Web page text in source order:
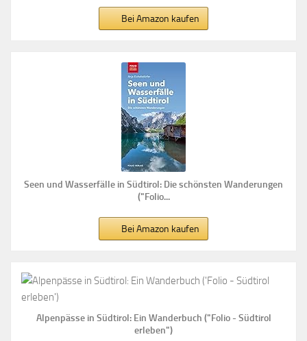
Bei Amazon kaufen
Seen und Wasserfälle in Südtirol: Die schönsten Wanderungen
("Folio...
Bei Amazon kaufen
Alpenpässe in Südtirol: Ein Wanderbuch ("Folio - Südtirol
erleben")